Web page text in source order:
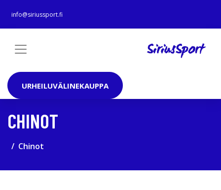
info@siriussport.fi
URHEILUVÄLINEKAUPPA
CHINOT
Chinot